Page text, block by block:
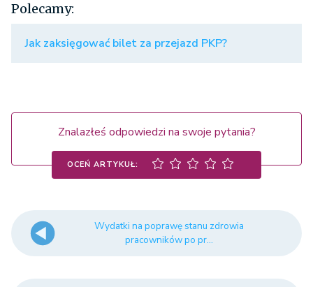
Polecamy:
Jak zaksięgować bilet za przejazd PKP?
Znalazłeś odpowiedzi na swoje pytania?
OCEŃ ARTYKUŁ:
Wydatki na poprawę stanu zdrowia
pracowników po pr...